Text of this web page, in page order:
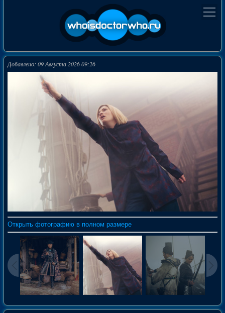
Добавлено: 09 Августа 2026 09:26
Открыть фотографию в полном размере